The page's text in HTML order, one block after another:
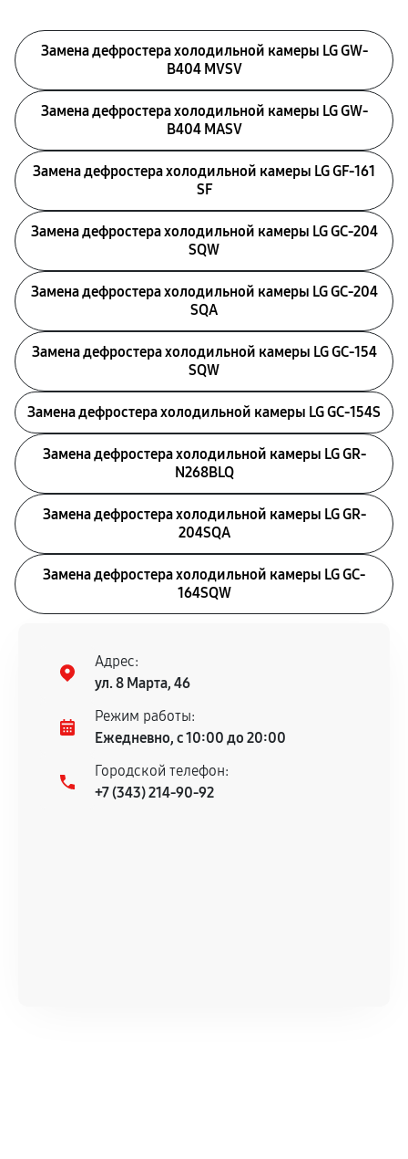
Замена дефростера холодильной камеры LG GW-
B404 MVSV
Замена дефростера холодильной камеры LG GW-
B404 MASV
Замена дефростера холодильной камеры LG GF-161
SF
Замена дефростера холодильной камеры LG GC-204
SQW
Замена дефростера холодильной камеры LG GC-204
SQA
Замена дефростера холодильной камеры LG GC-154
SQW
Замена дефростера холодильной камеры LG GC-154S
Замена дефростера холодильной камеры LG GR-
N268BLQ
Замена дефростера холодильной камеры LG GR-
204SQA
Замена дефростера холодильной камеры LG GC-
164SQW
Адрес:
ул. 8 Марта, 46
Режим работы:
Ежедневно, с 10:00 до 20:00
Городской телефон:
+7 (343) 214-90-92